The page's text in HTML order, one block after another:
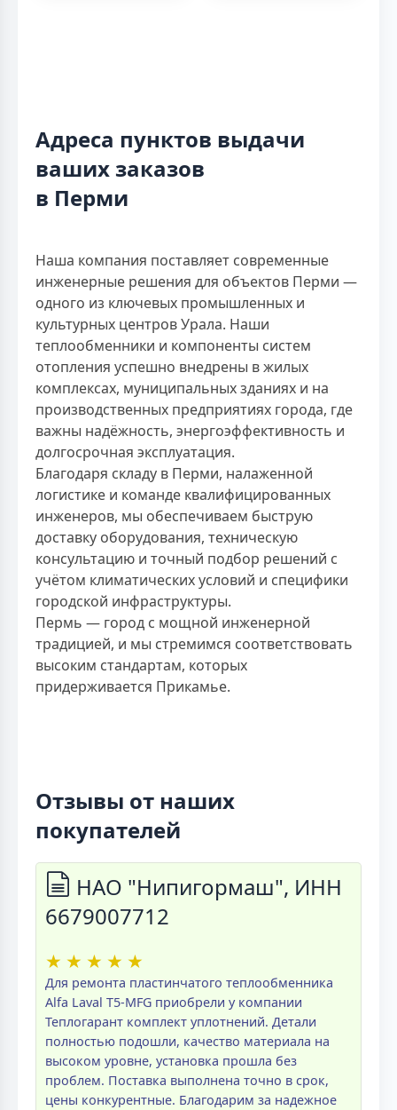
Адреса пунктов выдачи
ваших заказов
в Перми
Наша компания поставляет современные
инженерные решения для объектов Перми —
одного из ключевых промышленных и
культурных центров Урала. Наши
теплообменники и компоненты систем
отопления успешно внедрены в жилых
комплексах, муниципальных зданиях и на
производственных предприятиях города, где
важны надёжность, энергоэффективность и
долгосрочная эксплуатация.
Благодаря складу в Перми, налаженной
логистике и команде квалифицированных
инженеров, мы обеспечиваем быструю
доставку оборудования, техническую
консультацию и точный подбор решений с
учётом климатических условий и специфики
городской инфраструктуры.
Пермь — город с мощной инженерной
традицией, и мы стремимся соответствовать
высоким стандартам, которых
придерживается Прикамье.
Отзывы от наших
покупателей
НАО "Нипигормаш", ИНН
6679007712
★ ★ ★ ★ ★
Для ремонта пластинчатого теплообменника
Alfa Laval T5-MFG приобрели у компании
Теплогарант комплект уплотнений. Детали
полностью подошли, качество материала на
высоком уровне, установка прошла без
проблем. Поставка выполнена точно в срок,
цены конкурентные. Благодарим за надежное